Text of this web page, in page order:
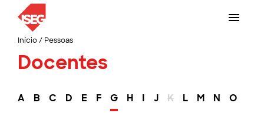
Início/ Pessoas
Docentes
A B C D E F G H I J K L M N O